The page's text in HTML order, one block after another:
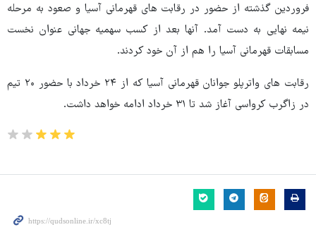
فروردین گذشته از حضور در رقابت های قهرمانی آسیا و صعود به مرحله
نیمه نهایی به دست آمد. آنها بعد از کسب سهمیه جهانی عنوان نخست
مسابقات قهرمانی آسیا را هم از آن خود کردند.
رقابت های واترپلو جوانان قهرمانی آسیا که از ۲۴ خرداد با حضور ۲۰ تیم
در زاگرب کرواسی آغاز شد تا ۳۱ خرداد ادامه خواهد داشت.